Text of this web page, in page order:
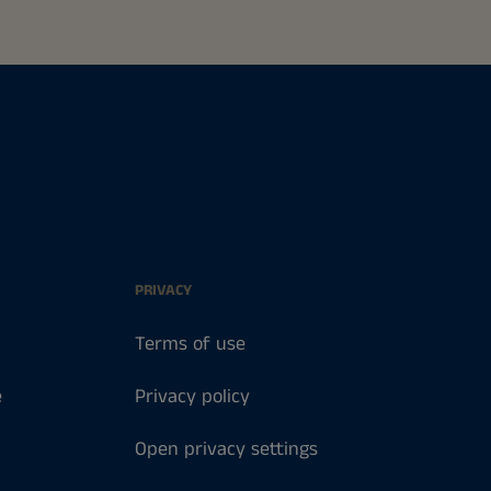
PRIVACY
Terms of use
Privacy policy
Open privacy settings